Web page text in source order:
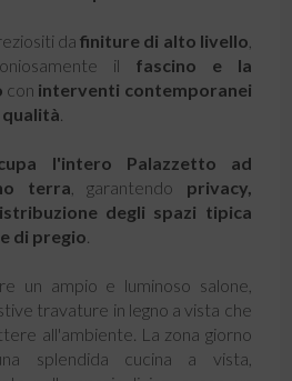
dafiniture di alto livello
il fascino e la
con interventi contemporanei
l'intero Palazzetto ad
terra , garantendo privacy,
degli spazi tipica
di pregio
un ampio e luminoso salone,
travature in legno a vista che
all'ambiente. La zona giorno
splendida cucina a vista,